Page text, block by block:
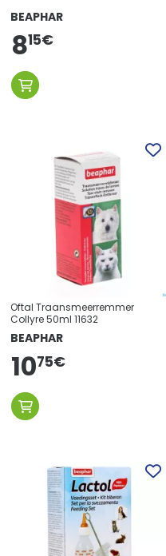
BEAPHAR
815€
Oftal Traansmeerremmer
Collyre 50ml 11632
BEAPHAR
1075€